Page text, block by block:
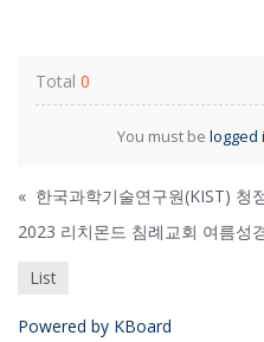
Total 0
You must be logged
« 한국과학기술연구원(KIST) 청
2023 리치몬드 침례교회 여름성
List
Powered by KBoard